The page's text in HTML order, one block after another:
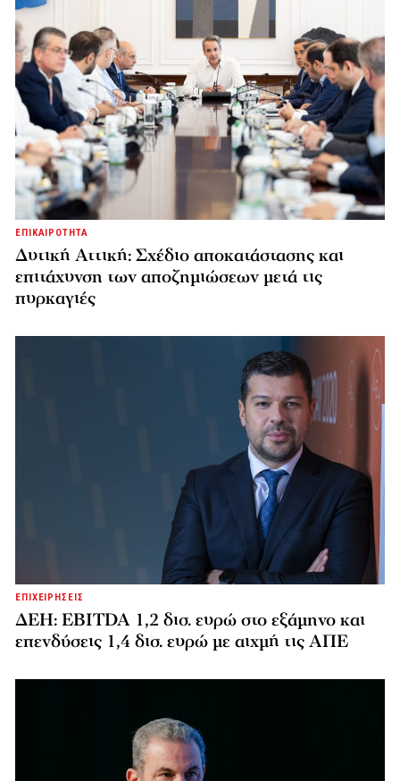
ΕΠΙΚΑΙΡΟΤΗΤΑ
Δυτική Αττική: Σχέδιο αποκατάστασης και
επιτάχυνση των αποζημιώσεων μετά τις
πυρκαγιές
ΕΠΙΧΕΙΡΗΣΕΙΣ
ΔΕΗ: EBITDA 1,2 δισ. ευρώ στο εξάμηνο και
επενδύσεις 1,4 δισ. ευρώ με αιχμή τις ΑΠΕ